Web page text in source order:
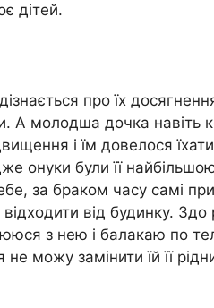
дітей.
про їх
А молодша дочка навіть
і їм довелося
онуки були її
за браком часу самі
від будинку. Здо
з нею і балакаю по
можу замінити їй її